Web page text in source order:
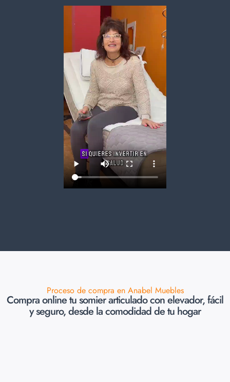
Proceso de compra en Anabel Muebles
Compra online tu somier articulado con elevador, fácil
y seguro, desde la comodidad de tu hogar